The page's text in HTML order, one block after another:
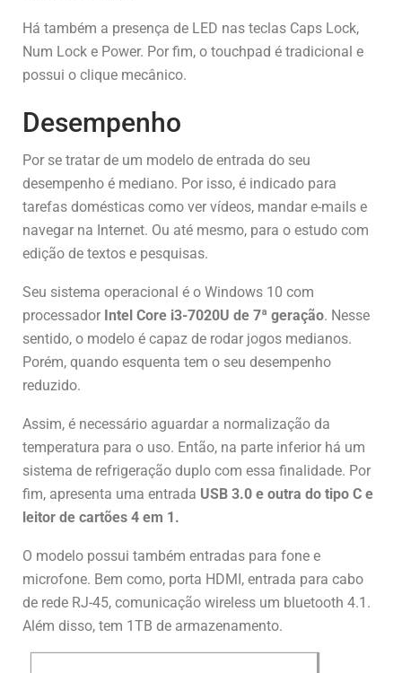
Há também a presença de LED nas teclas Caps Lock,
Num Lock e Power. Por fim, o touchpad é tradicional e
possui o clique mecânico.
Desempenho
Por se tratar de um modelo de entrada do seu
desempenho é mediano. Por isso, é indicado para
tarefas domésticas como ver vídeos, mandar e-mails e
navegar na Internet. Ou até mesmo, para o estudo com
edição de textos e pesquisas.
Seu sistema operacional é o Windows 10 com
processador Intel Core i3-7020U de 7ª geração. Nesse
sentido, o modelo é capaz de rodar jogos medianos.
Porém, quando esquenta tem o seu desempenho
reduzido.
Assim, é necessário aguardar a normalização da
temperatura para o uso. Então, na parte inferior há um
sistema de refrigeração duplo com essa finalidade. Por
fim, apresenta uma entrada USB 3.0 e outra do tipo C e
leitor de cartões 4 em 1.
O modelo possui também entradas para fone e
microfone. Bem como, porta HDMI, entrada para cabo
de rede RJ-45, comunicação wireless um bluetooth 4.1.
Além disso, tem 1TB de armazenamento.